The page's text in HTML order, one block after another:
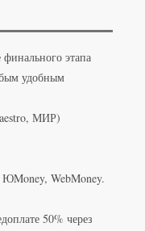
финального этапа
удобным
МИР)
WebMoney.
50% через